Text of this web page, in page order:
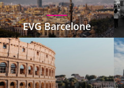
EVG Barcelone